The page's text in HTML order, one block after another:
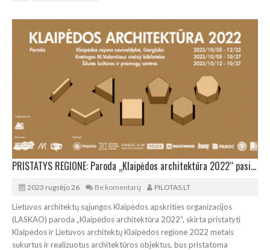
PRISTATYS REGIONE: Paroda „Klaipėdos architektūra 2022“ pasieks Gargždus, Kretingą, Šilutę
2023 rugsėjo 26 Be komentarų PILOTAS.LT
Lietuvos architektų sąjungos Klaipėdos apskrities organizacijos
(LASKAO) paroda „Klaipėdos architektūra 2022“, skirta pristatyti
Klaipėdos ir Lietuvos architektų Klaipėdos regione 2022 metais
sukurtus ir realizuotus architektūros objektus, bus pristatoma